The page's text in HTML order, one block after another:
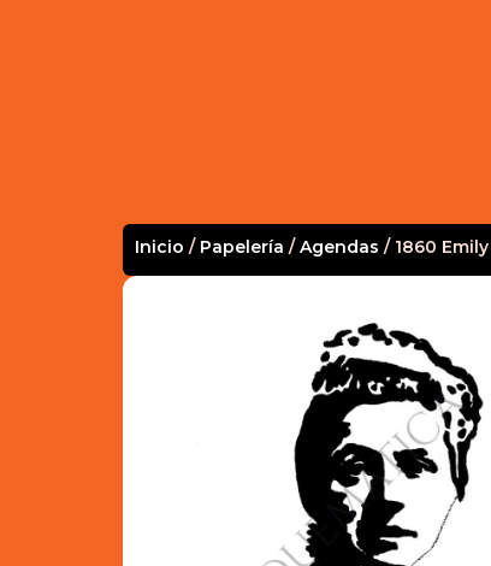
Inicio / Papelería /Agendas / 1860